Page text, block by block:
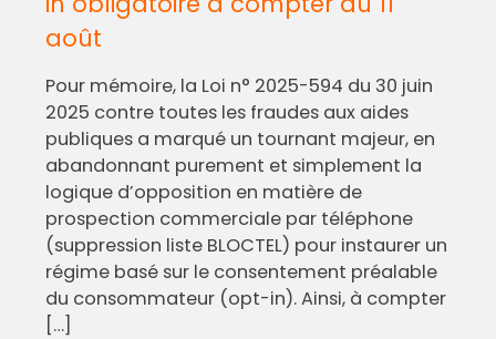
août
Pour mémoire, la Loi n° 2025-594 du 30 juin
2025 contre toutes les fraudes aux aides
publiques a marqué un tournant majeur, en
abandonnant purement et simplement la
logique d’opposition en matière de
prospection commerciale par téléphone
(suppression liste BLOCTEL) pour instaurer un
régime basé sur le consentement préalable
du consommateur (opt-in). Ainsi, à compter
[…]